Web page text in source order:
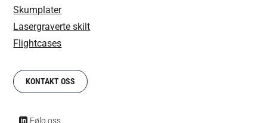
Skumplater
Lasergraverte skilt
Flightcases
KONTAKT OSS
Følg oss